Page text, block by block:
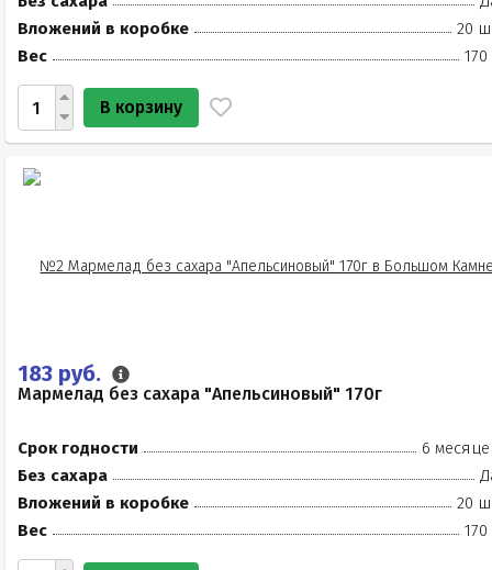
Вложений в коробке
20
Вес
170
В корзину
183 руб.
Мармелад без сахара "Апельсиновый" 170г
Срок годности
6
Без сахара
Вложений в коробке
20
Вес
170